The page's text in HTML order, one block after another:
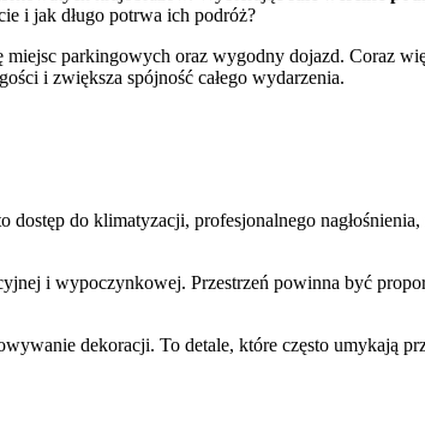
i jak długo potrwa ich podróż?
parkingowych oraz wygodny dojazd. Coraz
i zwiększa spójność całego wydarzenia.
do klimatyzacji, profesjonalnego
i wypoczynkowej. Przestrzeń powinna być
dekoracji. To detale, które często umykają